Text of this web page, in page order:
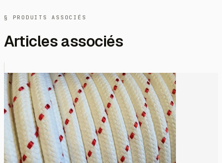
§ PRODUITS ASSOCIÉS
Articles associés